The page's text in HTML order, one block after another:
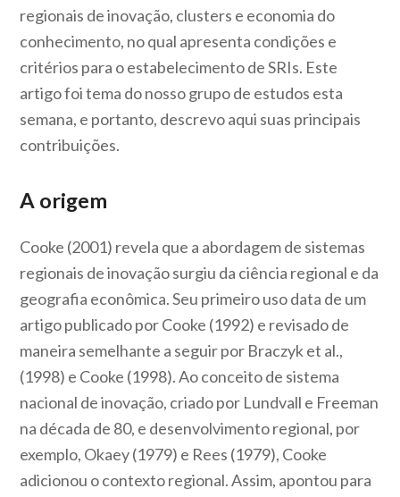
regionais de inovação, clusters e economia do
conhecimento, no qual apresenta condições e
critérios para o estabelecimento de SRIs. Este
artigo foi tema do nosso grupo de estudos esta
semana, e portanto, descrevo aqui suas principais
contribuições.
A origem
Cooke (2001) revela que a abordagem de sistemas
regionais de inovação surgiu da ciência regional e da
geografia econômica. Seu primeiro uso data de um
artigo publicado por Cooke (1992) e revisado de
maneira semelhante a seguir por Braczyk et al.,
(1998) e Cooke (1998). Ao conceito de sistema
nacional de inovação, criado por Lundvall e Freeman
na década de 80, e desenvolvimento regional, por
exemplo, Okaey (1979) e Rees (1979), Cooke
adicionou o contexto regional. Assim, apontou para